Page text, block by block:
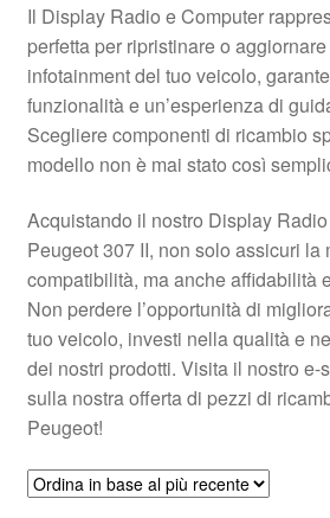
Rimostranza
Spedizione in tutto il mondo
Il Display Radio e Computer
perfetta per ripristinare o
infotainment del tuo veicolo,
funzionalità e un’esperienza di
Scegliere componenti di ricambio
modello non è mai stato così
Acquistando il nostro Display
Peugeot 307 II, non solo assicuri la
compatibilità, ma anche affidabilità
Non perdere l’opportunità di
tuo veicolo, investi nella qualità e
dei nostri prodotti. Visita il nostro e-
sulla nostra offerta di pezzi di
Peugeot!